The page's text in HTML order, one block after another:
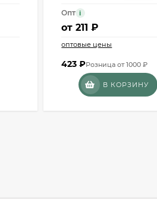
Опт i
от211 ₽
оптовые цены
423₽Розница от 1000 ₽
В КОРЗИНУ